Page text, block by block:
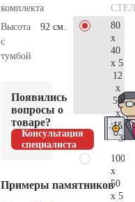
комплекта
Высота
с
тумбой
92 см.
Появились
вопросы о
товаре?
Консультация
специалиста
Примеры памятников
80
x
40
x 5
12
x
50
x
15
100
x
50
x 5